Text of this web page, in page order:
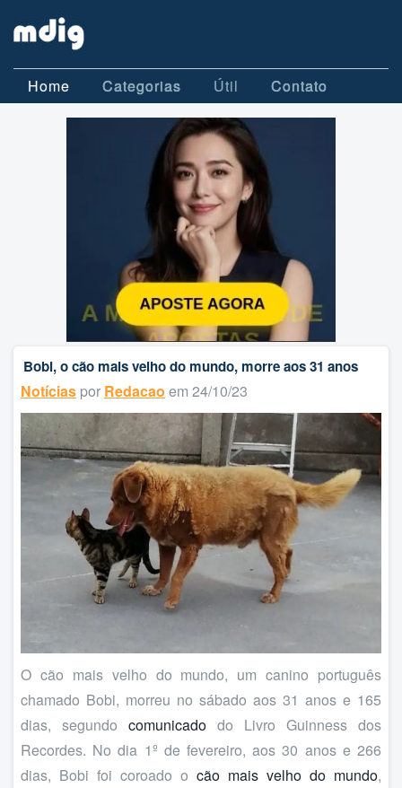
Home Categorias Útil Contato
Bobi, o cão mais velho do mundo, morre aos 31 anos
Notícias por Redacao em 24/10/23
O cão mais velho do mundo, um canino português
chamado Bobi, morreu no sábado aos 31 anos e 165
dias, segundo comunicado do Livro Guinness dos
Recordes. No dia 1º de fevereiro, aos 30 anos e 266
dias, Bobi foi coroado o cão mais velho do mundo,